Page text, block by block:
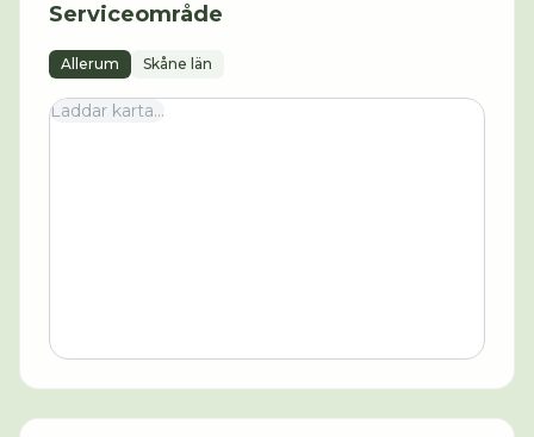
Serviceområde
Allerum Skåne län
Laddar karta...